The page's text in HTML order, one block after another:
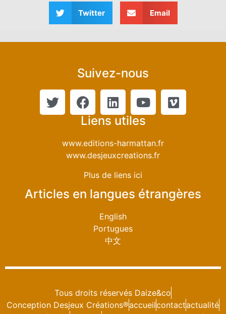
Twitter Email
Suivez-nous
Liens utiles
www.editions-harmattan.fr
www.desjeuxcreations.fr
Plus de liens ici
Articles en langues étrangères
English
Portugues
中文
Tous droits réservés Daize&co
Conception Desjeux Créations®accueilcontactactualité